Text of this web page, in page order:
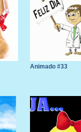
Animado #33